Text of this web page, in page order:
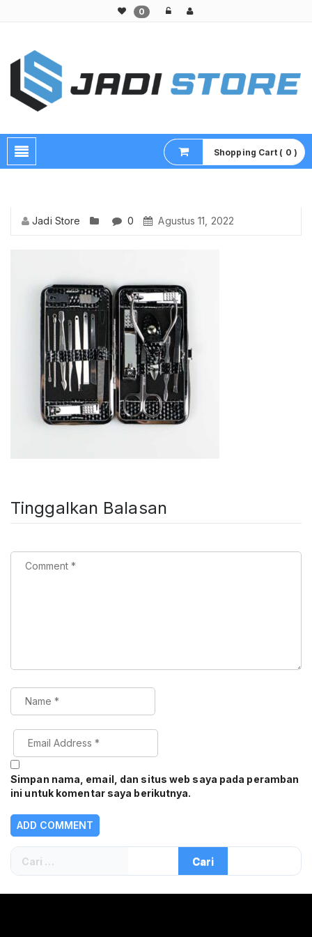
0
Shopping Cart ( 0 )
Jadi Store 0 Agustus 11, 2022
Tinggalkan Balasan
Simpan nama, email, dan situs web saya pada peramban
ini untuk komentar saya berikutnya.
Cari
untuk: